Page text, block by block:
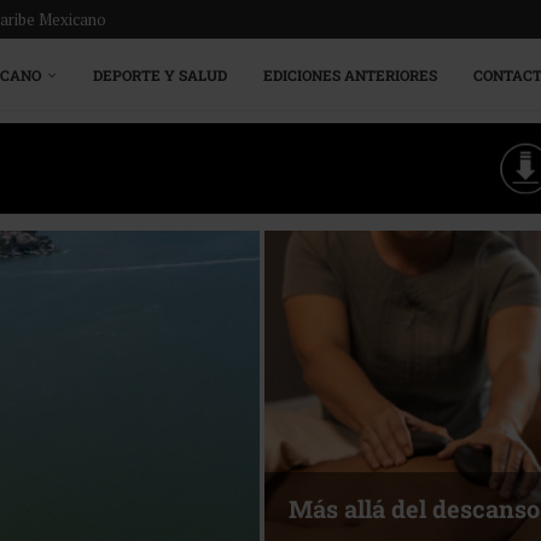
Mexicano
DEPORTE Y SALUD EDICIONES ANTERIORES
Más allá del descanso